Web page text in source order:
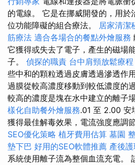
的電線。 它是在挪威開發的，用於
位功能障礙的組合療法。 居家清潔
筋療法 適合各場合的餐點外燴服務
它獲得或失去了電子，產生的磁場
子。 偵探的職責 台中肩頸放鬆療程
些中和的顆粒透過皮膚透過滲透作
過膜從較高濃度移動到較低濃度的
較高的濃度是塊在水中建立的離子
樣化自助餐外燴服務.01 至 2.00 安
獲得最佳解毒效果，電流強度應調
SEO優化策略 植牙費用估算 墓園
墊下巴 好用的SEO軟體推薦 產後
系統使用離子流為整個血流充電。